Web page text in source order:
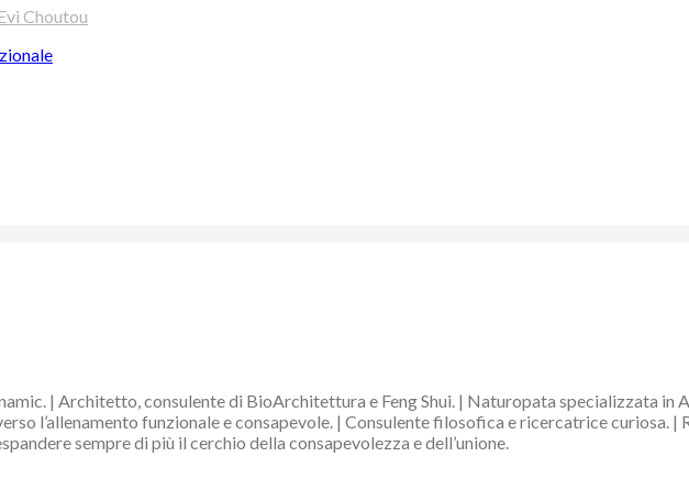
Choutou
| Architetto, consulente di BioArchitettura e Feng Shui. | Naturopata specializzata in
l’allenamento funzionale e consapevole. | Consulente filosofica e ricercatrice curiosa.
sempre di più il cerchio della consapevolezza e dell’unione.